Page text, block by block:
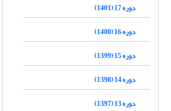
دوره 17 (1401)
دوره 16 (1400)
دوره 15 (1399)
دوره 14 (1398)
دوره 13 (1397)